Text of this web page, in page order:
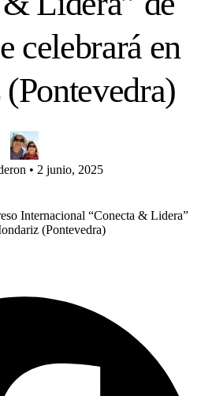
celebrará en
• 2 junio, 2025